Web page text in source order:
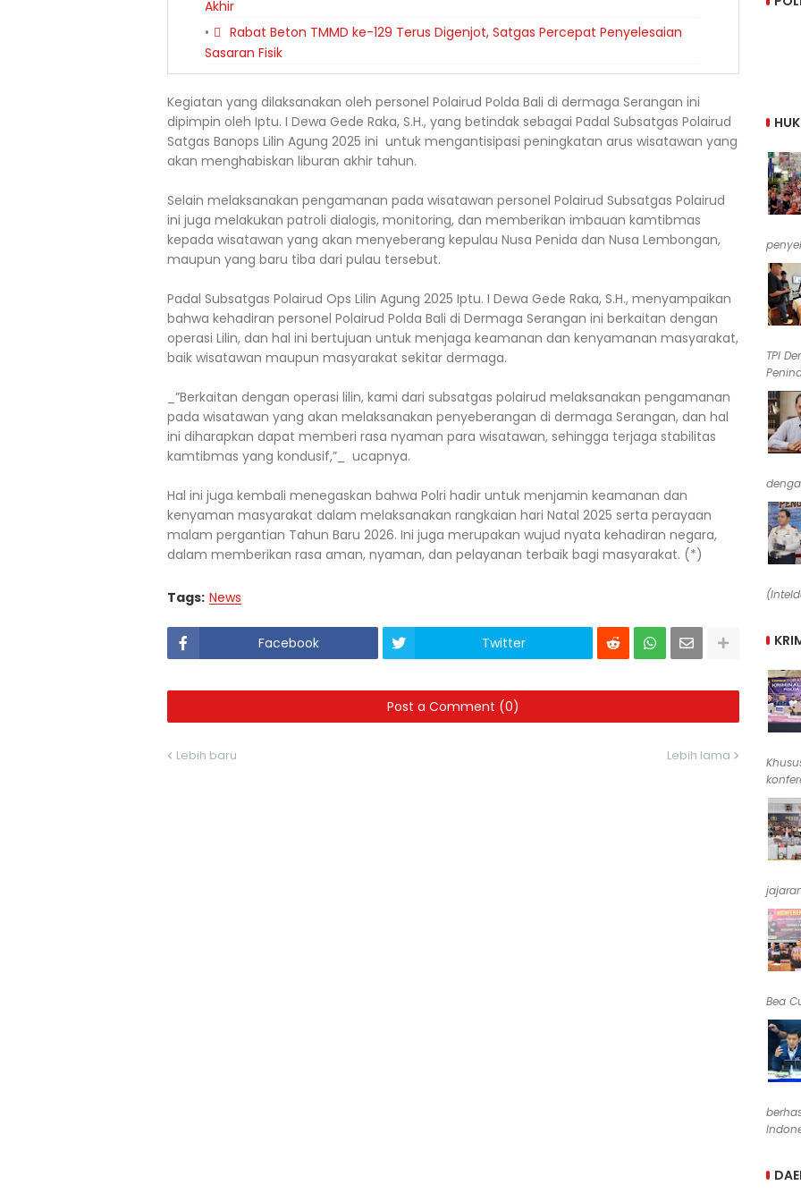
Akhir
Rabat Beton TMMD ke-129 Terus Digenjot, Satgas Percepat Penyelesaian
Sasaran Fisik
Kegiatan yang dilaksanakan oleh personel Polairud Polda Bali di dermaga Serangan ini
dipimpin oleh Iptu. I Dewa Gede Raka, S.H., yang betindak sebagai Padal Subsatgas Polairud
Satgas Banops Lilin Agung 2025 ini untuk mengantisipasi peningkatan arus wisatawan yang
akan menghabiskan liburan akhir tahun.
Selain melaksanakan pengamanan pada wisatawan personel Polairud Subsatgas Polairud
ini juga melakukan patroli dialogis, monitoring, dan memberikan imbauan kamtibmas
kepada wisatawan yang akan menyeberang kepulau Nusa Penida dan Nusa Lembongan,
maupun yang baru tiba dari pulau tersebut.
Padal Subsatgas Polairud Ops Lilin Agung 2025 Iptu. I Dewa Gede Raka, S.H., menyampaikan
bahwa kehadiran personel Polairud Polda Bali di Dermaga Serangan ini berkaitan dengan
operasi Lilin, dan hal ini bertujuan untuk menjaga keamanan dan kenyamanan masyarakat,
baik wisatawan maupun masyarakat sekitar dermaga.
_”Berkaitan dengan operasi lilin, kami dari subsatgas polairud melaksanakan pengamanan
pada wisatawan yang akan melaksanakan penyeberangan di dermaga Serangan, dan hal
ini diharapkan dapat memberi rasa nyaman para wisatawan, sehingga terjaga stabilitas
kamtibmas yang kondusif,”_ ucapnya.
Hal ini juga kembali menegaskan bahwa Polri hadir untuk menjamin keamanan dan
kenyaman masyarakat dalam melaksanakan rangkaian hari Natal 2025 serta perayaan
malam pergantian Tahun Baru 2026. Ini juga merupakan wujud nyata kehadiran negara,
dalam memberikan rasa aman, nyaman, dan pelayanan terbaik bagi masyarakat. (*)
Tags: News
Facebook Twitter
Post a Comment (0)
Lebih baru Lebih lama
TPI
Bea